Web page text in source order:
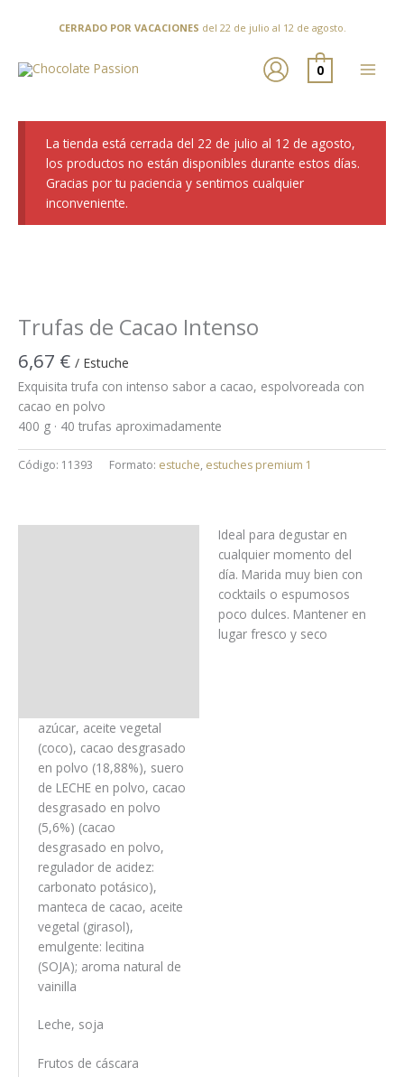
CERRADO POR VACACIONES del 22 de julio al 12 de agosto.
0
La tienda está cerrada del 22 de julio al 12 de agosto,
los productos no están disponibles durante estos días.
Gracias por tu paciencia y sentimos cualquier
inconveniente.
Trufas de Cacao Intenso
6,67 € / Estuche
Exquisita trufa con intenso sabor a cacao, espolvoreada con
cacao en polvo
400 g · 40 trufas aproximadamente
Código: 11393 Formato: estuche, estuches premium 1
Ideal para degustar en
cualquier momento del
día. Marida muy bien con
cocktails o espumosos
poco dulces. Mantener en
lugar fresco y seco
azúcar, aceite vegetal
(coco), cacao desgrasado
en polvo (18,88%), suero
de LECHE en polvo, cacao
desgrasado en polvo
(5,6%) (cacao
desgrasado en polvo,
regulador de acidez:
carbonato potásico),
manteca de cacao, aceite
vegetal (girasol),
emulgente: lecitina
(SOJA); aroma natural de
vainilla
Leche, soja
Frutos de cáscara